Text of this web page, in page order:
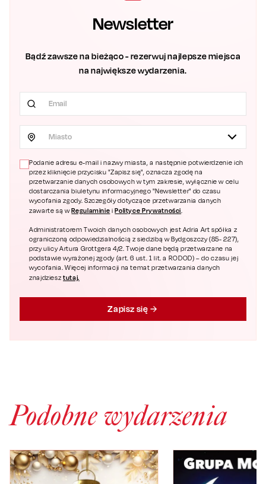
Newsletter
Bądź zawsze na bieżąco - rezerwuj najlepsze miejsca
na największe wydarzenia.
Miasto
Podanie adresu e-mail i nazwy miasta, a następnie potwierdzenie ich
przez kliknięcie przycisku "Zapisz się", oznacza zgodę na
przetwarzanie danych osobowych w tym zakresie, wyłącznie w celu
dostarczania biuletynu informacyjnego "Newsletter" do czasu
wycofania zgody. Szczegóły dotyczące przetwarzania danych
zawarte są wRegulaminie iPolityce Prywatności
Administratorem Twoich danych osobowych jest Adria Art spółka z
ograniczoną odpowiedzialnością z siedzibą w Bydgoszczy (85- 227),
przy ulicy Artura Grottgera 4/2. Twoje dane będą przetwarzane na
podstawie wyrażonej zgody (art. 6 ust. 1 lit. a RODOD) – do czasu jej
wycofania. Więcej informacji na temat przetwarzania danych
znajdziesztutaj.
Zapisz się
Podobne wydarzenia